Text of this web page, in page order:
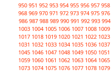
950 951 952 953 954 955 956 957 958
968 969 970 971 972 973 974 975 976
986 987 988 989 990 991 992 993 994
1003 1004 1005 1006 1007 1008 1009
1017 1018 1019 1020 1021 1022 1023
1031 1032 1033 1034 1035 1036 1037
1045 1046 1047 1048 1049 1050 1051
1059 1060 1061 1062 1063 1064 1065
1073 1074 1075 1076 1077 1078 1079